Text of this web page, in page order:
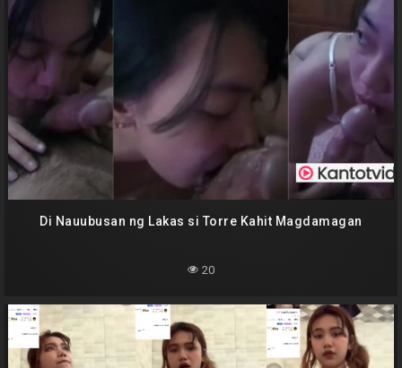
Di Nauubusan ng Lakas si Torre Kahit Magdamagan
20